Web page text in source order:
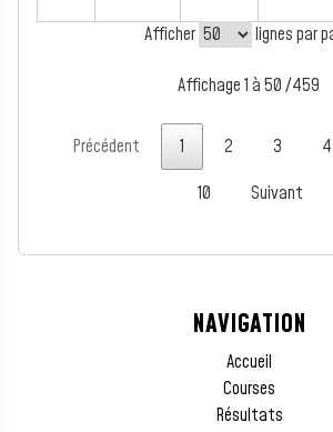
Afficher
lignes par
Affichage 1 à 50 /459
Précédent 1 2 3 4
10
Suivant
NAVIGATION
Accueil
Courses
Résultats